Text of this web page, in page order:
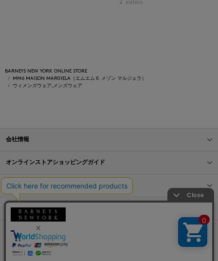
2 colors
BARNEYS NEW YORK ONLINE STORE
MM6 MAISON MARGIELA（エムエム６ メゾン マルジェラ）
ウィメンズウェア,メンズウェア
会社情報
オンラインストアショッピングガイド
店舗情報
サービス